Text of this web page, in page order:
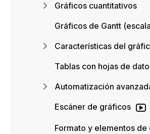
Gráficos cuantitativos
Gráficos de Gantt
Características del
Tablas con hojas de
Automatización
Escáner de gráficos
Formato y elementos de